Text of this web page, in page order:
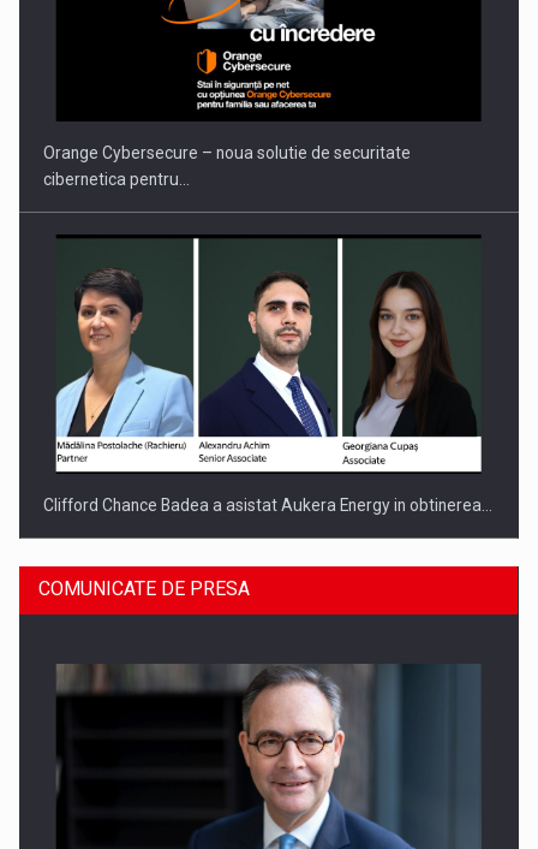
PUTTING ROMANIAN CORPORATE COMPANIES ON THE
INTERNATIONAL BUSINESS SCENE
Orange Cybersecure – noua solutie de securitate
cibernetica pentru…
Clifford Chance Badea a asistat Aukera Energy in obtinerea…
SAPTE PERSONALITATI DIN MEDIUL DE AFACERI, ACADEMIC
COMUNICATE DE PRESA